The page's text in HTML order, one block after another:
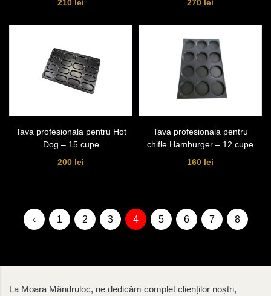
210 lei
270 lei
Tava profesionala pentru Hot
Dog – 15 cupe
200 lei
Tava profesionala pentru
chifle Hamburger – 12 cupe
160 lei
‹ 1 2 3 4 5 6 7 8
La Moara Mândruloc, ne dedicăm complet clienților noștri,